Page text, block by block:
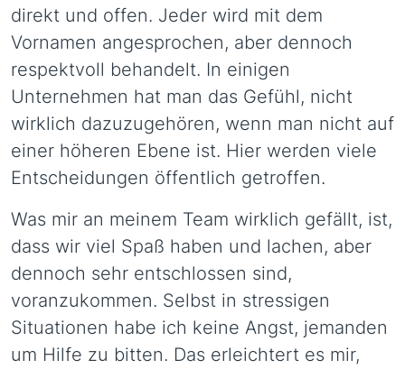
direkt und offen. Jeder wird mit dem
Vornamen angesprochen, aber dennoch
respektvoll behandelt. In einigen
Unternehmen hat man das Gefühl, nicht
wirklich dazuzugehören, wenn man nicht auf
einer höheren Ebene ist. Hier werden viele
Entscheidungen öffentlich getroffen.
Was mir an meinem Team wirklich gefällt, ist,
dass wir viel Spaß haben und lachen, aber
dennoch sehr entschlossen sind,
voranzukommen. Selbst in stressigen
Situationen habe ich keine Angst, jemanden
um Hilfe zu bitten. Das erleichtert es mir,